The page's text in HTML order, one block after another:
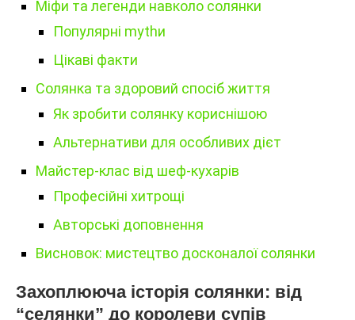
Міфи та легенди навколо солянки
Популярні mythи
Цікаві факти
Солянка та здоровий спосіб життя
Як зробити солянку кориснішою
Альтернативи для особливих дієт
Майстер-клас від шеф-кухарів
Професійні хитрощі
Авторські доповнення
Висновок: мистецтво досконалої солянки
Захоплююча історія солянки: від
“селянки” до королеви супів